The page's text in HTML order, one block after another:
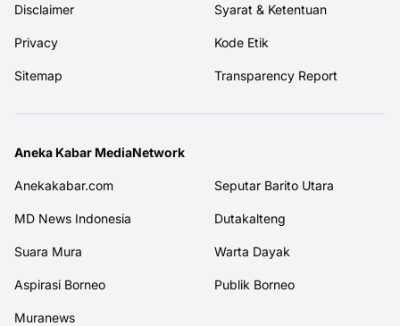
Disclaimer Syarat & Ketentuan
Privacy Kode Etik
Sitemap Transparency Report
Aneka Kabar MediaNetwork
Anekakabar.com Seputar Barito Utara
MD News Indonesia Dutakalteng
Suara Mura Warta Dayak
Aspirasi Borneo Publik Borneo
Muranews